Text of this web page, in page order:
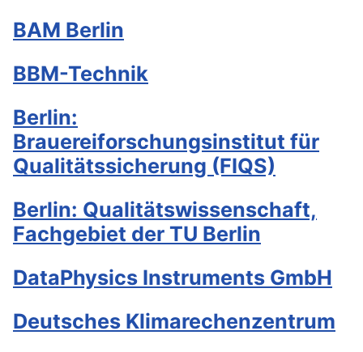
BAM Berlin
BBM-Technik
Berlin:
Brauereiforschungsinstitut für
Qualitätssicherung (FIQS)
Berlin: Qualitätswissenschaft,
Fachgebiet der TU Berlin
DataPhysics Instruments GmbH
Deutsches Klimarechenzentrum